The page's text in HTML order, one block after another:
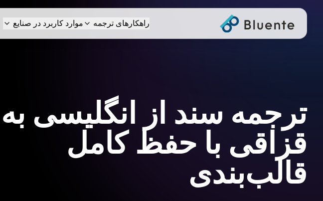
راهکارهای ترجمه موارد کاربرد در صنایع
ترجمه سند از انگلیسی به
قزاقی با حفظ کامل
قالب‌بندی